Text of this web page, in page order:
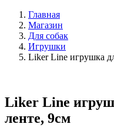
Главная
Магазин
Для собак
Игрушки
Liker Line игрушка
Liker Line
ленте, 9см